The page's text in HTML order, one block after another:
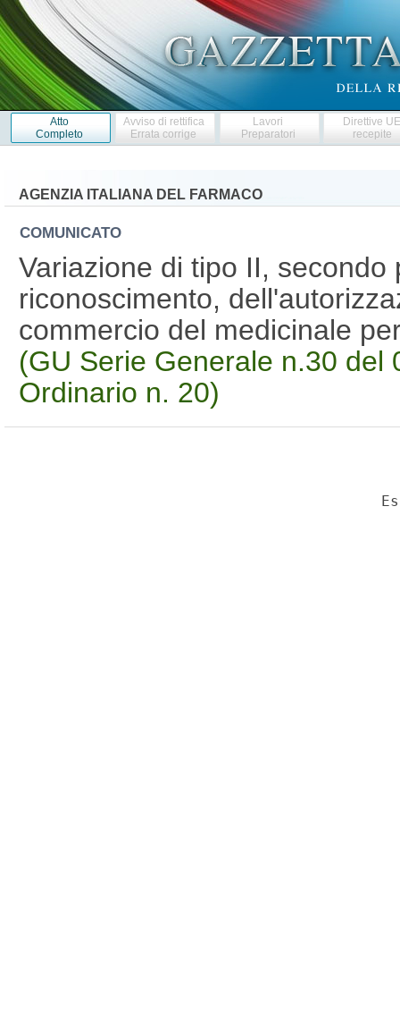
Atto
Completo
Avviso di rettifica
Errata corrige
Lavori
Preparatori
Direttive
recepite
AGENZIA ITALIANA DEL FARMACO
COMUNICATO
Variazione di tipo II, secondo
riconoscimento,
commercio del medicinale
(GU Serie Generale n.30 del
Ordinario n. 20)